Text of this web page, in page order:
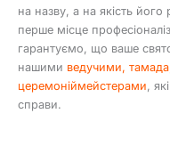
на назву, а на якість
перше місце
гарантуємо, що ваше
нашими ведучими,
церемоніймейстерами,
справи.